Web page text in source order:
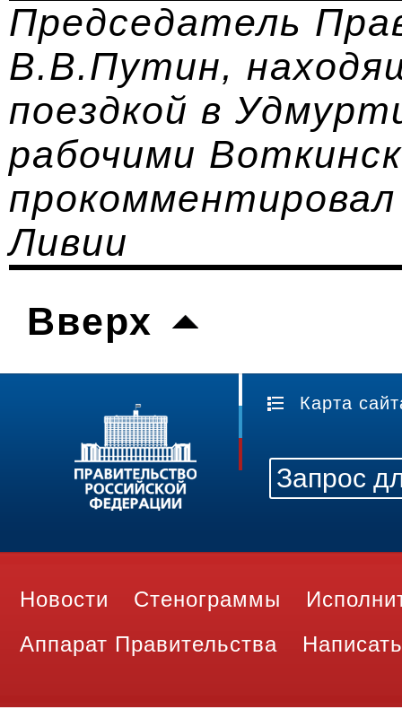
Председатель
В.В.Путин,
поездкой в
рабочими
Ливии
Вверх
Карта
Новости Стенограммы
Аппарат Правительства